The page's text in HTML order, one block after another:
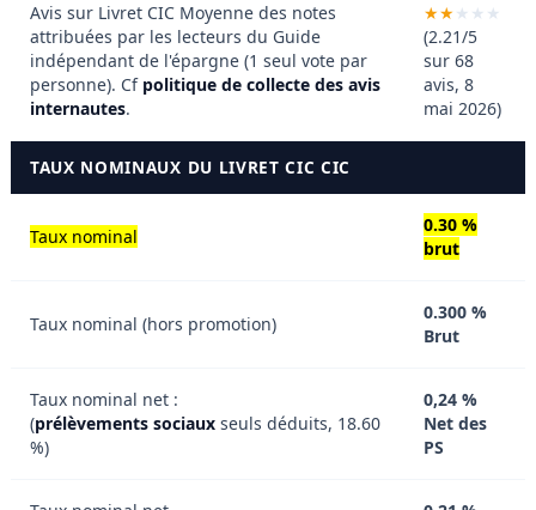
Avis sur Livret CIC Moyenne des notes
attribuées par les lecteurs du Guide
indépendant de l'épargne (1 seul vote par
personne). Cf politique de collecte des avis
internautes.
(2.21/5
sur 68
avis, 8
mai 2026)
TAUX NOMINAUX DU LIVRET CIC CIC
Taux nominal
0.30 %
brut
Taux nominal (hors promotion)
0.300 %
Brut
Taux nominal net :
(prélèvements sociaux seuls déduits, 18.60
%)
0,24 %
Net des
PS